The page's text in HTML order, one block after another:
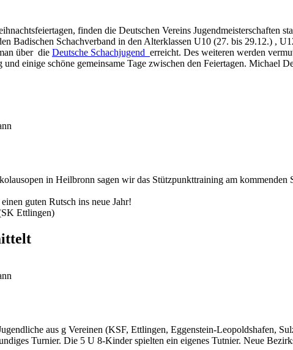
finden die Deutschen Vereins Jugendmeisterschaften
Badischen Schachverband in den Alterklassen U10 (27. bis 29.12.)
über die Deutsche Schachjugend erreicht. Des weiteren werden
einige schöne gemeinsame Tage zwischen den Feiertagen. Michael
in Heilbronn sagen wir das Stützpunkttraining am kommenden
guten Rutsch ins neue Jahr!
Ettlingen)
aus g Vereinen (KSF, Ettlingen, Eggenstein-Leopoldshafen,
Turnier. Die 5 U 8-Kinder spielten ein eigenes Tutnier. Neue